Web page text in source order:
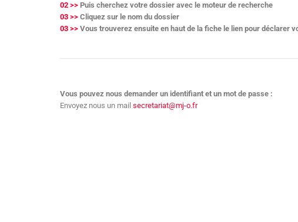
02 >> Puis cherchez votre dossier avec le moteur de recherche
03 >> Cliquez sur le nom du dossier
03 >> Vous trouverez ensuite en haut de la fiche le lien pour déclarer
Vous pouvez nous demander un identifiant et un mot de passe :
Envoyez nous un mail secretariat@mj-o.fr